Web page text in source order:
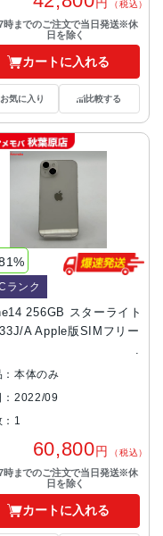
（税込）
時までのご注文で当日発送※休
日を除く
カートに入れる
お気に入り 比較する
256GB スターライト
A Apple版SIMフリー
ランク
：本体のみ
：2022/09
：1
60,800円 （税込）
時までのご注文で当日発送※休
日を除く
カートに入れる